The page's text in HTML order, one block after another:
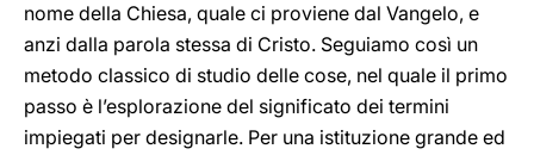
nome della Chiesa, quale ci proviene dal Vangelo, e
anzi dalla parola stessa di Cristo. Seguiamo così un
metodo classico di studio delle cose, nel quale il primo
passo è l’esplorazione del significato dei termini
impiegati per designarle. Per una istituzione grande ed